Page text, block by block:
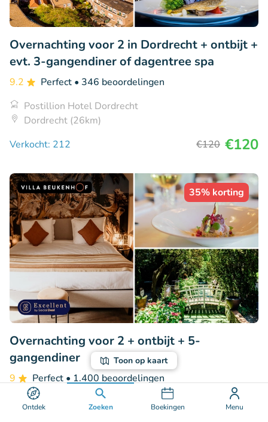
Ontdek Zoeken Boekingen Menu
Toon op kaart
Overnachting voor 2 in Dordrecht + ontbijt +
evt. 3-gangendiner of dagentree spa
9.2 Perfect • 346 beoordelingen
Postillion Hotel Dordrecht
Dordrecht (26km)
Verkocht: 212
€120 €120
35% korting
Overnachting voor 2 + ontbijt + 5-
gangendiner
9 Perfect • 1.400 beoordelingen
Villa Beukenhof